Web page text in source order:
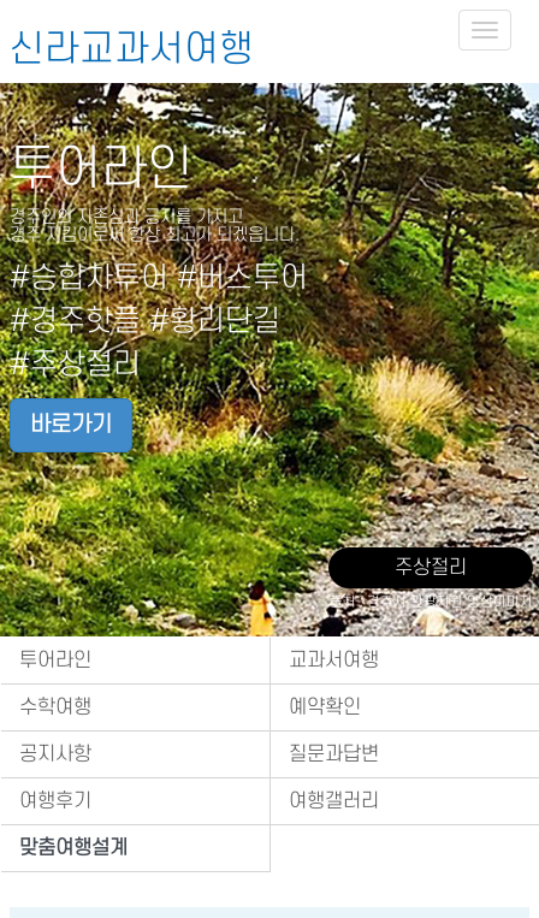
Toggle
신라교과서여행
투어라인
경주인의 자존심과 긍지를 가지고
경주 지킴이로써 항상 최고가 되겠읍니다.
#승합차투어 #버스투어
#경주핫플 #황리단길
#주상절리
바로가기
주상절리
출처 : 경주시 관광자원 영상이미지
투어라인 교과서여행
수학여행 예약확인
공지사항 질문과답변
여행후기 여행갤러리
맞춤여행설계